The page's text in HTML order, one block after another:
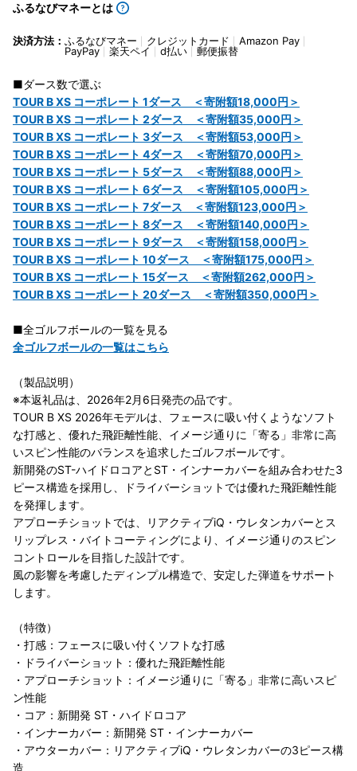
ふるなびマネーとは
決済方法： ふるなびマネー クレジットカード
Amazon Pay
PayPay
楽天ペイ d払い 郵便振替
■ダース数で選ぶ
TOUR B XS コーポレート 1ダース ＜寄附額18,000円＞
TOUR B XS コーポレート 2ダース ＜寄附額35,000円＞
TOUR B XS コーポレート 3ダース ＜寄附額53,000円＞
TOUR B XS コーポレート 4ダース ＜寄附額70,000円＞
TOUR B XS コーポレート 5ダース ＜寄附額88,000円＞
TOUR B XS コーポレート 6ダース ＜寄附額105,000円＞
TOUR B XS コーポレート 7ダース ＜寄附額123,000円＞
TOUR B XS コーポレート 8ダース ＜寄附額140,000円＞
TOUR B XS コーポレート 9ダース ＜寄附額158,000円＞
TOUR B XS コーポレート 10ダース ＜寄附額175,000円＞
TOUR B XS コーポレート 15ダース ＜寄附額262,000円＞
TOUR B XS コーポレート 20ダース ＜寄附額350,000円＞
■全ゴルフボールの一覧を見る
全ゴルフボールの一覧はこちら
（製品説明）
※本返礼品は、2026年2月6日発売の品です。
TOUR B XS 2026年モデルは、フェースに吸い付くようなソフト
な打感と、優れた飛距離性能、イメージ通りに「寄る」非常に高
いスピン性能のバランスを追求したゴルフボールです。
新開発のST-ハイドロコアとST・インナーカバーを組み合わせた3
ピース構造を採用し、ドライバーショットでは優れた飛距離性能
を発揮します。
アプローチショットでは、リアクティブiQ・ウレタンカバーとス
リップレス・バイトコーティングにより、イメージ通りのスピン
コントロールを目指した設計です。
風の影響を考慮したディンプル構造で、安定した弾道をサポート
します。
（特徴）
・打感：フェースに吸い付くソフトな打感
・ドライバーショット：優れた飛距離性能
・アプローチショット：イメージ通りに「寄る」非常に高いスピ
ン性能
・コア：新開発 ST・ハイドロコア
・インナーカバー：新開発 ST・インナーカバー
・アウターカバー：リアクティブiQ・ウレタンカバーの3ピース構
造